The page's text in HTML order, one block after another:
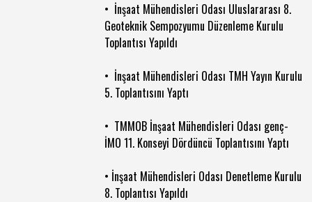
• İnşaat Mühendisleri Odası Uluslararası 8.
Geoteknik Sempozyumu Düzenleme Kurulu
Toplantısı Yapıldı
• İnşaat Mühendisleri Odası TMH Yayın Kurulu
5. Toplantısını Yaptı
• TMMOB İnşaat Mühendisleri Odası genç-
İMO 11. Konseyi Dördüncü Toplantısını Yaptı
• İnşaat Mühendisleri Odası Denetleme Kurulu
8. Toplantısı Yapıldı